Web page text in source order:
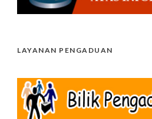
LAYANAN PENGADUAN